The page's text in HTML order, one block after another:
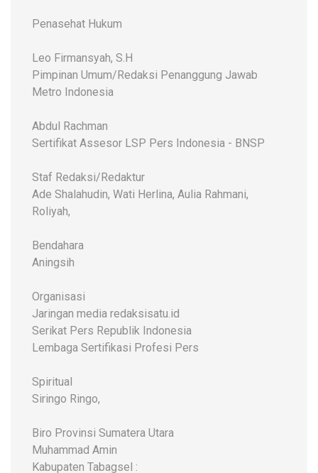
Penasehat Hukum
Leo Firmansyah, S.H
Pimpinan Umum/Redaksi Penanggung Jawab
Metro Indonesia
Abdul Rachman
Sertifikat Assesor LSP Pers Indonesia - BNSP
Staf Redaksi/Redaktur
Ade Shalahudin, Wati Herlina, Aulia Rahmani,
Roliyah,
Bendahara
Aningsih
Organisasi
Jaringan media redaksisatu.id
Serikat Pers Republik Indonesia
Lembaga Sertifikasi Profesi Pers
Spiritual
Siringo Ringo,
Biro Provinsi Sumatera Utara
Muhammad Amin
Kabupaten Tabagsel :